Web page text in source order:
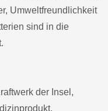
Umweltfreundlichkeit
sind in die
der Insel,